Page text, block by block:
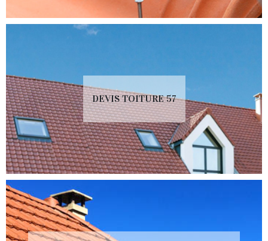
DEVIS TOITURE 57